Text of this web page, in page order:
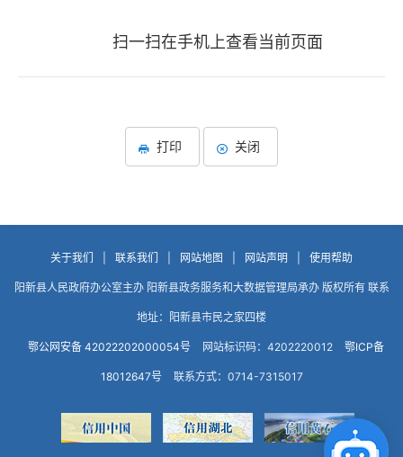
扫一扫在手机上查看当前页面
打印 关闭
关于我们 联系我们 网站地图 网站声明 使用帮助
阳新县人民政府办公室主办 阳新县政务服务和大数据管理局承办 版权所有 联系
地址：阳新县市民之家四楼
鄂公网安备 42022202000054号 网站标识码：4202220012 鄂ICP备
18012647号 联系方式：0714-7315017